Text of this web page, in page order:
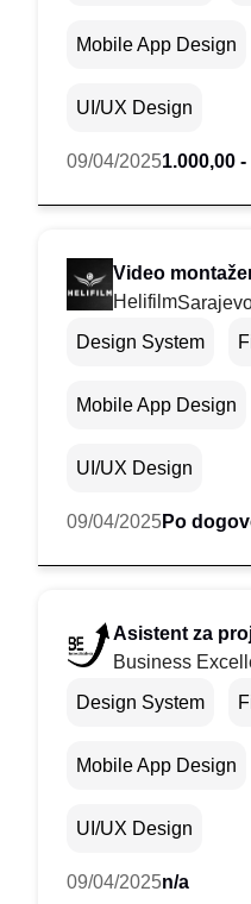
Mobile App Design
UI/UX Design
09/04/20251.000,00
Video
Helifilm
Design System
Mobile App Design
UI/UX Design
09/04/2025Po
Asistent za
Business
Design System
Mobile App Design
UI/UX Design
09/04/2025n/a